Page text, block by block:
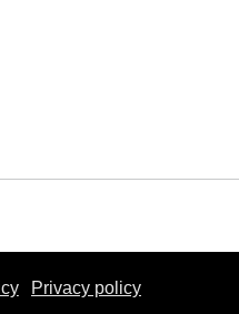
Privacy policy
Gubo - Alle Rechte